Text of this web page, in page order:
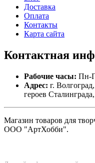
Доставка
Оплата
Контакты
Карта сайта
Контактная
Рабочие часы: Пн-
Адрес: г.
героев
Магазин товаров для
ООО "АртХобби".